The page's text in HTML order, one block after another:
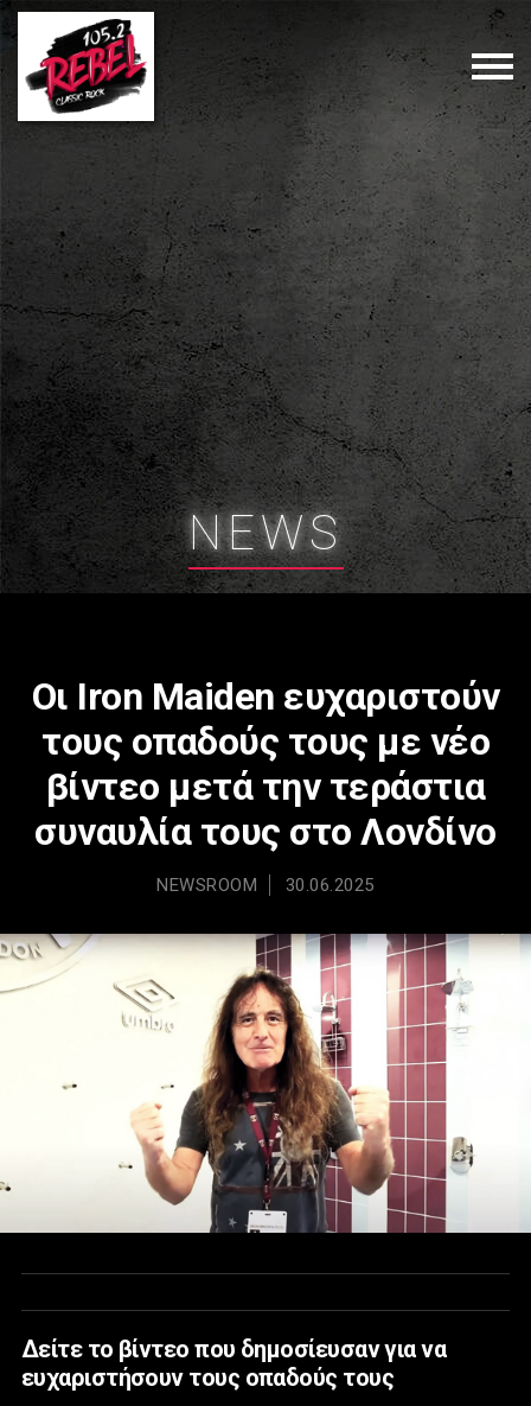
NEWS
Οι Iron Maiden ευχαριστούν
τους οπαδούς τους με νέο
βίντεο μετά την τεράστια
συναυλία τους στο Λονδίνο
NEWSROOM 30.06.2025
Δείτε το βίντεο που δημοσίευσαν για να
ευχαριστήσουν τους οπαδούς τους